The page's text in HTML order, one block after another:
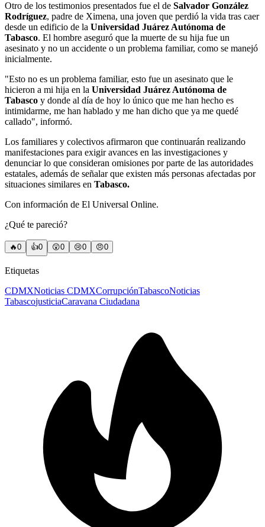
Otro de los testimonios presentados fue el de Salvador González
Rodríguez, padre de Ximena, una joven que perdió la vida tras caer
desde un edificio de la Universidad Juárez Autónoma de
Tabasco. El hombre aseguró que la muerte de su hija fue un
asesinato y no un accidente o un problema familiar, como se manejó
inicialmente.
"Esto no es un problema familiar, esto fue un asesinato que le
hicieron a mi hija en la Universidad Juárez Autónoma de
Tabasco y donde al día de hoy lo único que me han hecho es
intimidarme, me han hablado y me han dicho que ya me quedé
callado", informó.
Los familiares y colectivos afirmaron que continuarán realizando
manifestaciones para exigir avances en las investigaciones y
denunciar lo que consideran omisiones por parte de las autoridades
estatales, además de señalar que existen más personas afectadas por
situaciones similares en Tabasco.
Con información de El Universal Online.
¿Qué te pareció?
🔥0 👍0 😲0 😢0 😠0
Etiquetas
CDMXNoticias CDMXCorrupciónTabascoNoticias
TabascojusticiaCaravana Ciudadana